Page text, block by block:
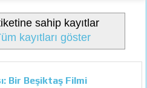
sahip kayıtlar
kayıtları göster
Bir Beşiktaş Filmi